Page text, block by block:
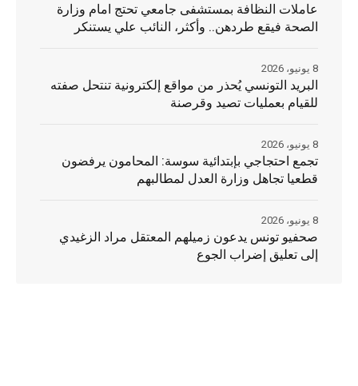
عاملات النظافة بمستشفى جامعي تحتج امام وزارة
الصحة فيقع طردهن.. وأكثر، النائب علي يستنكر
البريد التونسي يُحذر من مواقع إلكترونية تنتحل صفته
للقيام بعمليات تصيد وقرصنة
8 يونيو، 2026
تجمع احتجاجي بإبتدائية سوسة: المحامون يرفضون
قطعيا تجاهل وزارة العدل لمطالبهم
8 يونيو، 2026
صحفيو تونس يدعون زميلهم المعتقل مراد الزغيدي
إلى تعليق إضراب الجوع
8 يونيو، 2026